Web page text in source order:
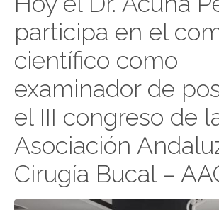
participa en el
científico como
examinador de
el III congreso de
Asociación
Cirugía Bucal –